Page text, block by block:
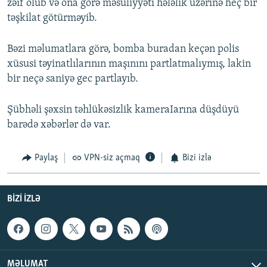
zəif olub və ona görə məsuliyyəti hələlik üzərinə heç bir
təşkilat götürməyib.
Bəzi məlumatlara görə, bomba buradan keçən polis
xüsusi təyinatlılarının maşınını partlatmalıymış, lakin
bir neçə saniyə gec partlayıb.
Şübhəli şəxsin təhlükəsizlik kameraIarına düşdüyü
barədə xəbərlər də var.
Paylaş VPN-siz açmaq Bizi izlə
BIZI IZLƏ
MƏLUMAT